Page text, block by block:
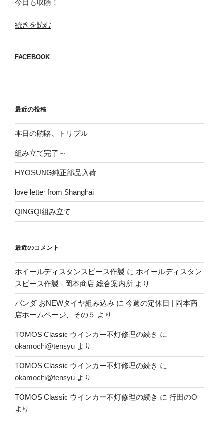
今日も収賄！
“本
賄
続きを読む
FACEBOOK
最近の投稿
本日の賄賂、トリプル
組み立て完了～
HYOSUNG純正部品入荷
love letter from Shanghai
QINGQI組み立て
最近のコメント
ホイールディスタンスピース作製 に ホイールディスタン
スピース作製 - 岡本商店 総合案内所 より
パンダ おNEWタイヤ組み込み に 今週の定休日 | 岡本商
店ホームページ、その５ より
TOMOS Classic ウインカー不灯修理の続き に
okamochi@tensyu より
TOMOS Classic ウインカー不灯修理の続き に
okamochi@tensyu より
TOMOS Classic ウインカー不灯修理の続き に 行田のO
より